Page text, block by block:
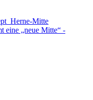
Mitte
eine „neue Mitte“ -